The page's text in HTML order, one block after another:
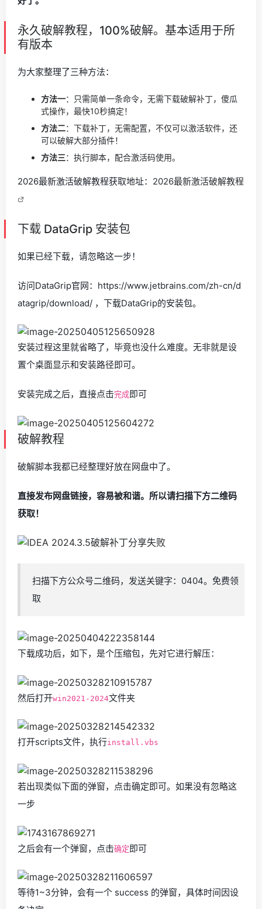
永久破解教程，100%破解。基本适用于所
有版本
为大家整理了三种方法：
方法一：只需简单一条命令，无需下载破解补丁，傻瓜
式操作，最快10秒搞定！
方法二：下载补丁，无需配置，不仅可以激活软件，还
可以破解大部分插件！
方法三：执行脚本，配合激活码使用。
2026最新激活破解教程获取地址： 2026最新激活破解教程
下载 DataGrip 安装包
如果已经下载，请忽略这一步！
访问DataGrip官网：https://www.jetbrains.com/zh-cn/d
atagrip/download/ ，下载DataGrip的安装包。
安装过程这里就省略了，毕竟也没什么难度。无非就是设
置个桌面显示和安装路径即可。
安装完成之后，直接点击完成即可
破解教程
破解脚本我都已经整理好放在网盘中了。
直接发布网盘链接，容易被和谐。所以请扫描下方二维码
获取！
扫描下方公众号二维码，发送关键字：0404。免费领
取
下载成功后，如下，是个压缩包，先对它进行解压：
然后打开win2021-2024文件夹
打开scripts文件，执行install.vbs
若出现类似下面的弹窗，点击确定即可。如果没有忽略这
一步
之后会有一个弹窗，点击确定即可
等待1~3分钟，会有一个 success 的弹窗，具体时间因设